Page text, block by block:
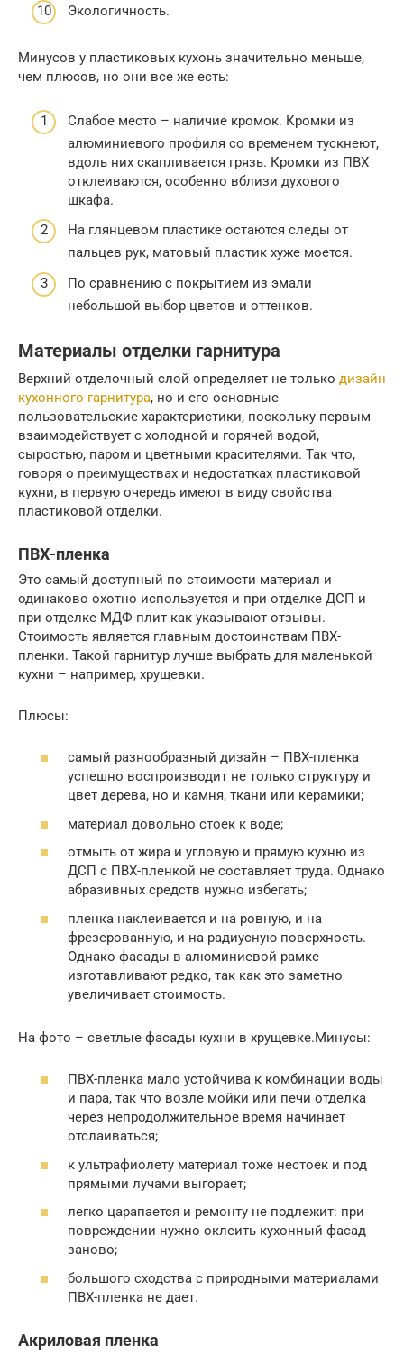
Экологичность.
Минусов у пластиковых кухонь значительно меньше,
чем плюсов, но они все же есть:
Слабое место – наличие кромок. Кромки из
алюминиевого профиля со временем тускнеют,
вдоль них скапливается грязь. Кромки из ПВХ
отклеиваются, особенно вблизи духового
шкафа.
На глянцевом пластике остаются следы от
пальцев рук, матовый пластик хуже моется.
По сравнению с покрытием из эмали
небольшой выбор цветов и оттенков.
Материалы отделки гарнитура
Верхний отделочный слой определяет не только дизайн
кухонного гарнитура, но и его основные
пользовательские характеристики, поскольку первым
взаимодействует с холодной и горячей водой,
сыростью, паром и цветными красителями. Так что,
говоря о преимуществах и недостатках пластиковой
кухни, в первую очередь имеют в виду свойства
пластиковой отделки.
ПВХ-пленка
Это самый доступный по стоимости материал и
одинаково охотно используется и при отделке ДСП и
при отделке МДФ-плит как указывают отзывы.
Стоимость является главным достоинствам ПВХ-
пленки. Такой гарнитур лучше выбрать для маленькой
кухни – например, хрущевки.
Плюсы:
самый разнообразный дизайн – ПВХ-пленка
успешно воспроизводит не только структуру и
цвет дерева, но и камня, ткани или керамики;
материал довольно стоек к воде;
отмыть от жира и угловую и прямую кухню из
ДСП с ПВХ-пленкой не составляет труда. Однако
абразивных средств нужно избегать;
пленка наклеивается и на ровную, и на
фрезерованную, и на радиусную поверхность.
Однако фасады в алюминиевой рамке
изготавливают редко, так как это заметно
увеличивает стоимость.
На фото – светлые фасады кухни в хрущевке.Минусы:
ПВХ-пленка мало устойчива к комбинации воды
и пара, так что возле мойки или печи отделка
через непродолжительное время начинает
отслаиваться;
к ультрафиолету материал тоже нестоек и под
прямыми лучами выгорает;
легко царапается и ремонту не подлежит: при
повреждении нужно оклеить кухонный фасад
заново;
большого сходства с природными материалами
ПВХ-пленка не дает.
Акриловая пленка